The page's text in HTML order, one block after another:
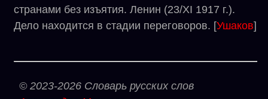
странами без изъятия. Ленин (23/XI 1917 г.).
Дело находится в стадии переговоров. [Ушаков]
© 2023-2026 Словарь русских слов